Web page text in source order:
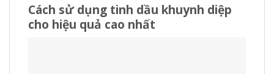
Cách sử dụng tinh dầu khuynh diệp
cho hiệu quả cao nhất